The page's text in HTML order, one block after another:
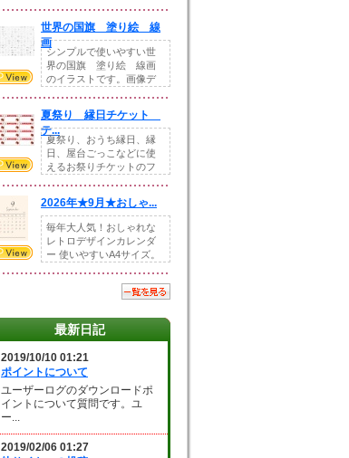
世界の国旗 塗り絵 線
画
シンプルで使いやすい世
界の国旗 塗り絵 線画
のイラストです。画像デ
夏祭り 縁日チケット
テ...
夏祭り、おうち縁日、縁
日、屋台ごっこなどに使
えるお祭りチケットのフ
2026年★9月★おしゃ...
毎年大人気！おしゃれな
レトロデザインカレンダ
ー 使いやすいA4サイズ。
最新日記
2019/10/10 01:21
ポイントについて
ユーザーログのダウンロードポ
イントについて質問です。ユ
ー...
2019/02/06 01:27